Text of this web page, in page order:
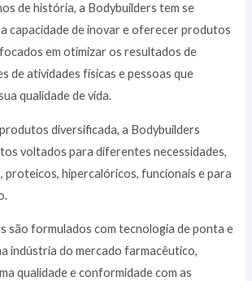
de história, a Bodybuilders tem se
capacidade de inovar e oferecer produtos
em otimizar os resultados de
de atividades físicas e pessoas que
qualidade de vida.
diversificada, a Bodybuilders
voltados para diferentes necessidades,
proteicos, hipercalóricos, funcionais e para
são formulados com tecnologia de ponta e
indústria do mercado farmacêutico,
qualidade e conformidade com as